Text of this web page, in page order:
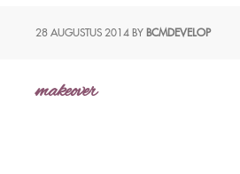
28 AUGUSTUS 2014 BY BCMDEVELOP
makeover